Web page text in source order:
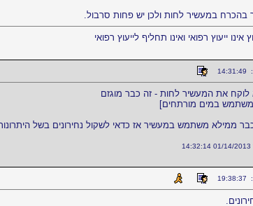
בהכרח במעשיר לחות ולכן יש פחות סרבול.
אינו ייעוץ רפואי ואינו תחליף לייעוץ רפואי
לוקח את המעשיר לחות - זה כבר מוגזם
במים מורתחים]
ממילא משתמש במעשיר אז כדאי לשקול נחירונים בשל